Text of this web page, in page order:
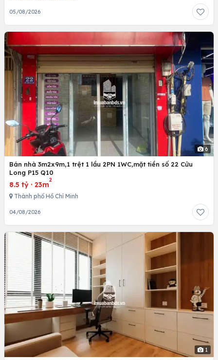
05/08/2026
6
Bán nhà 3m2x9m,1 trệt 1 lầu 2PN 1WC,mặt tiền số 22 Cửu
Long P15 Q10
8.5 tỷ · 23m
2
Thành phố Hồ Chí Minh
04/08/2026
1